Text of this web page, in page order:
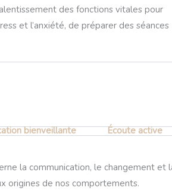
des fonctions vitales pour
et l’anxiété, de préparer des séances
bienveillante​ Écoute active​
la communication, le changement et
origines de nos comportements.